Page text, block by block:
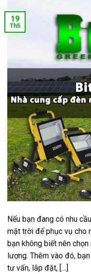
19
Th5
Nếu bạn đang có nhu
mặt trời để phục vụ cho
bạn không biết nên
lượng. Thêm vào đó,
tư vấn, lắp đặt, […]